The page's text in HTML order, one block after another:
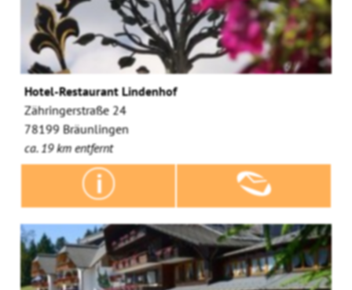
Hotel-Restaurant Lindenhof
Zähringerstraße 24
78199 Bräunlingen
ca. 19 km entfernt